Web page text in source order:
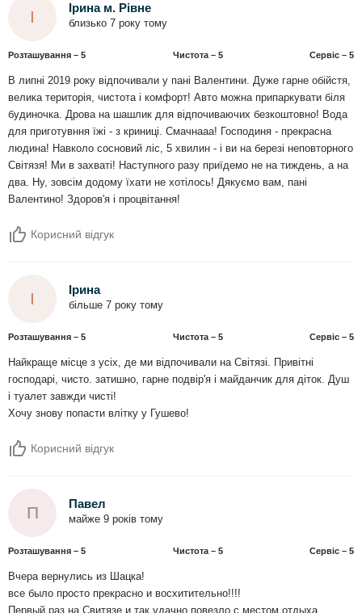
І Ірина м. Рівне
близько 7 року тому
Розташування – 5 Чистота – 5 Сервіс – 5
В липні 2019 року відпочивали у пані Валентини. Дуже гарне обійстя,
велика територія, чистота і комфорт! Авто можна припаркувати біля
будиночка. Дрова на шашлик для відпочиваючих безкоштовно! Вода
для приготувння їжі - з криниці. Смачнааа! Господиня - прекрасна
людина! Навколо сосновий ліс, 5 хвилин - і ви на березі неповторного
Світязя! Ми в захваті! Наступного разу приїдемо не на тиждень, а на
два. Ну, зовсім додому їхати не хотілось! Дякуємо вам, пані
Валентино! Здоров'я і процвітання!
Корисний відгук
І Ірина
більше 7 року тому
Розташування – 5 Чистота – 5 Сервіс – 5
Найкраще місце з усіх, де ми відпочивали на Світязі. Привітні
господарі, чисто. затишно, гарне подвір'я і майданчик для діток. Душ
і туалет завжди чисті!
Хочу знову попасти влітку у Гушево!
Корисний відгук
П Павел
майже 9 років тому
Розташування – 5 Чистота – 5 Сервіс – 5
Вчера вернулись из Шацка!
все было просто прекрасно и восхитительно!!!!
Первый раз на Свитязе и так удачно повезло с местом отдыха.